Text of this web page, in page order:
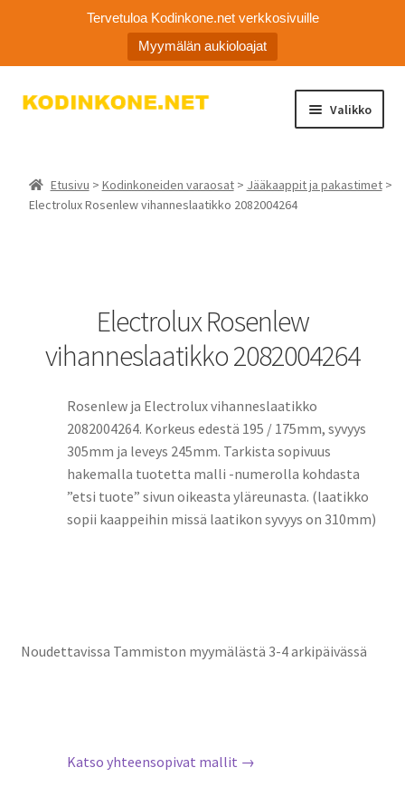
Tervetuloa Kodinkone.net verkkosivuille
Myymälän aukioloajat
Siirry
Siirry
Valikko
tason
Ota yhteyttä
Etusivu > Kodinkoneiden varaosat> Jääkaappit ja pakastimet>
Electrolux Rosenlew vihanneslaatikko 2082004264
Electrolux Rosenlew
vihanneslaatikko 2082004264
Rosenlew ja Electrolux vihanneslaatikko
2082004264. Korkeus edestä 195 / 175mm, syvyys
305mm ja leveys 245mm. Tarkista sopivuus
hakemalla tuotetta malli -numerolla kohdasta
”etsi tuote” sivun oikeasta yläreunasta. (laatikko
sopii kaappeihin missä laatikon syvyys on 310mm)
Noudettavissa Tammiston myymälästä 3-4 arkipäivässä
Katso yhteensopivat mallit →